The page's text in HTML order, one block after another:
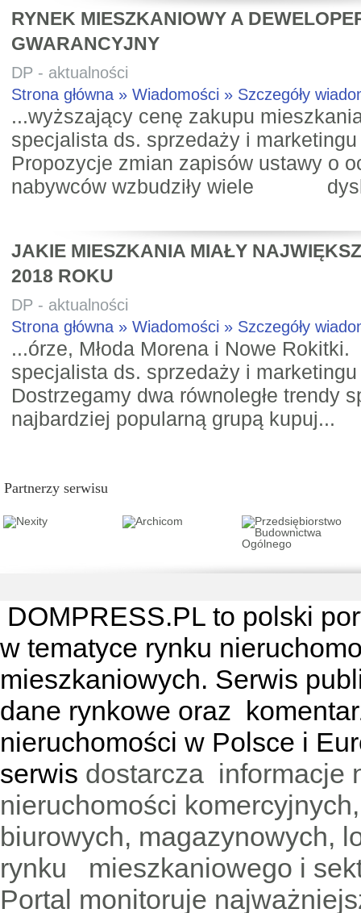
RYNEK MIESZKANIOWY A
GWARANCYJNY
DP - aktualności
Strona główna » Wiadomości » Szczegóły
...wyższający cenę zakupu
specjalista ds. sprzedaży i
Propozycje zmian zapisów ustawy o
nabywców wzbudziły wiele
JAKIE MIESZKANIA MIAŁY
2018 ROKU
DP - aktualności
Strona główna » Wiadomości » Szczegóły
...órze, Młoda Morena i Nowe
specjalista ds. sprzedaży i
Dostrzegamy dwa równoległe trendy
najbardziej popularną grupą kupuj...
Partnerzy serwisu
DOMPRESS.PL to polski
w tematyce rynku
mieszkaniowych. Serwis
dane rynkowe oraz
nieruchomości w Polsce i
serwis dostarcza informacje
nieruchomości
biurowych, magazynowych,
rynku mieszkaniowego i
Portal monitoruje